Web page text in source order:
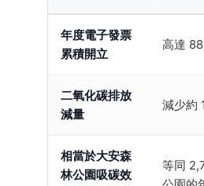
年度電子發票
累積開立
高達
二氧化碳排放
減量
減少約
相當於大安森
林公園吸碳效
等同